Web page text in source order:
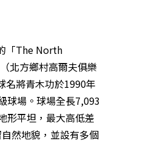
「The North
北方鄉村高爾夫俱樂
名將青木功於1990年
球場。 球場全長7,093
形平坦，最大高低差
然地貌，並設有多個